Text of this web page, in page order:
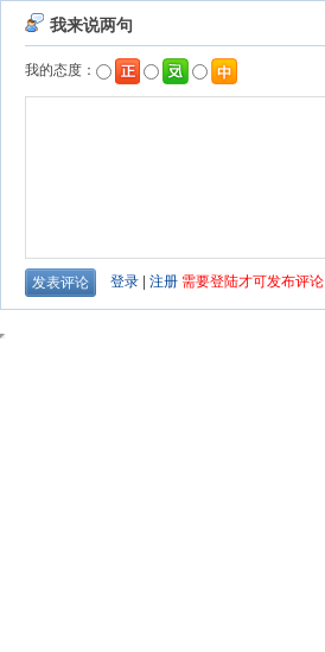
我来说两句
我的态度：
登录 注册 需要登陆才可发布评论